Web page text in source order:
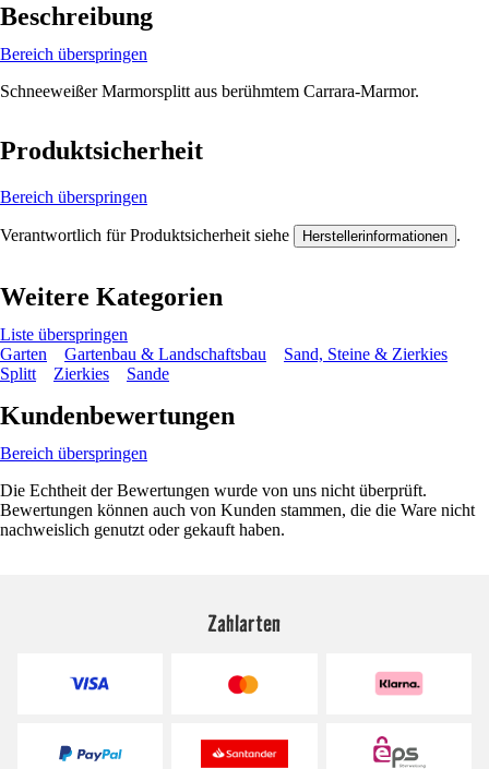
Beschreibung
Bereich überspringen
Schneeweißer Marmorsplitt aus berühmtem Carrara-Marmor.
Produktsicherheit
Bereich überspringen
Verantwortlich für Produktsicherheit siehe Herstellerinformationen .
Weitere Kategorien
Liste überspringen
Garten
Gartenbau & Landschaftsbau
Sand, Steine & Zierkies
Splitt
Zierkies Sande
Kundenbewertungen
Bereich überspringen
Die Echtheit der Bewertungen wurde von uns nicht überprüft.
Bewertungen können auch von Kunden stammen, die die Ware nicht
nachweislich genutzt oder gekauft haben.
Zahlarten